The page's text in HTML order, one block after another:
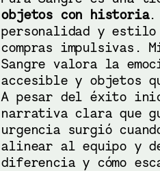
objetos con historia.
personalidad y estilo
compras impulsivas.
Sangre valora la
accesible y objetos
A pesar del éxito
narrativa clara que
urgencia surgió
alinear al equipo y
diferencia y cómo